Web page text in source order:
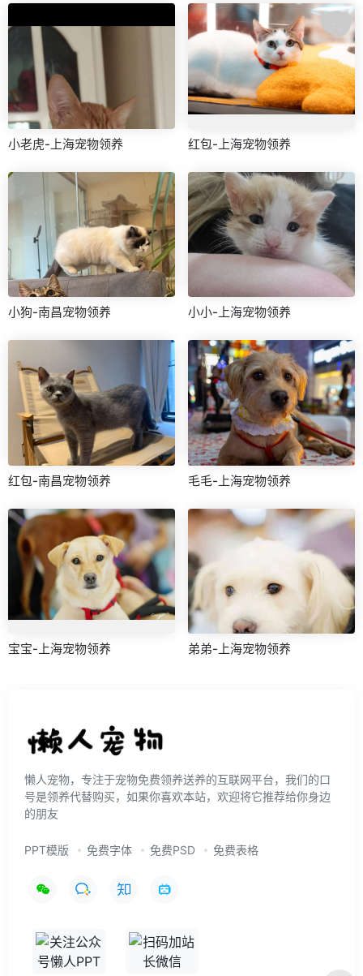
小老虎-上海宠物领养 红包-上海宠物领养
小狗-南昌宠物领养 小小-上海宠物领养
红包-南昌宠物领养 毛毛-上海宠物领养
宝宝-上海宠物领养 弟弟-上海宠物领养
懒人宠物，专注于宠物免费领养送养的互联网平台，我们的口
号是领养代替购买，如果你喜欢本站，欢迎将它推荐给你身边
的朋友
PPT模版 免费字体 免费PSD 免费表格